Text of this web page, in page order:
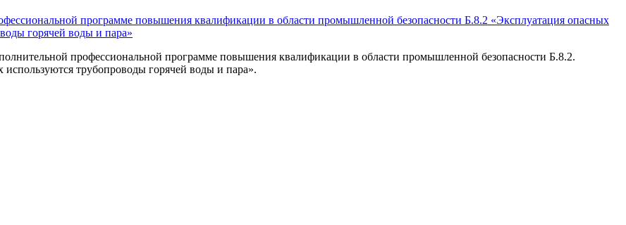
программе повышения квалификации в области промышленной безопасности Б.8.2 «Эксплуатация опасных
горячей воды и пара»
профессиональной программе повышения квалификации в области промышленной безопасности Б.8.2.
трубопроводы горячей воды и пара».